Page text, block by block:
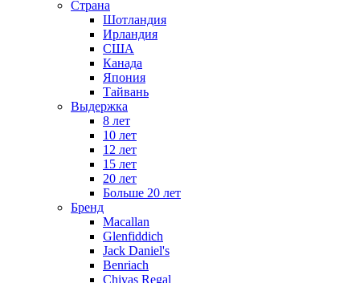
Страна
Шотландия
Ирландия
США
Канада
Япония
Тайвань
Выдержка
8 лет
10 лет
12 лет
15 лет
20 лет
Больше 20 лет
Бренд
Macallan
Glenfiddich
Jack Daniel's
Benriach
Chivas Regal